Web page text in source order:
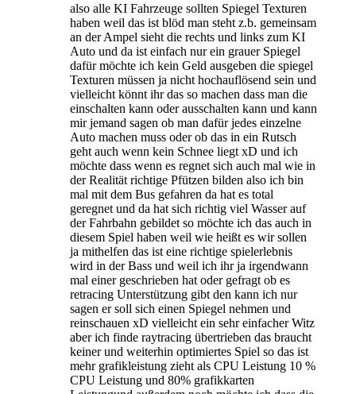
also alle KI Fahrzeuge sollten Spiegel Texturen
haben weil das ist blöd man steht z.b. gemeinsam
an der Ampel sieht die rechts und links zum KI
Auto und da ist einfach nur ein grauer Spiegel
dafür möchte ich kein Geld ausgeben die spiegel
Texturen müssen ja nicht hochauflösend sein und
vielleicht könnt ihr das so machen dass man die
einschalten kann oder ausschalten kann und kann
mir jemand sagen ob man dafür jedes einzelne
Auto machen muss oder ob das in ein Rutsch
geht auch wenn kein Schnee liegt xD und ich
möchte dass wenn es regnet sich auch mal wie in
der Realität richtige Pfützen bilden also ich bin
mal mit dem Bus gefahren da hat es total
geregnet und da hat sich richtig viel Wasser auf
der Fahrbahn gebildet so möchte ich das auch in
diesem Spiel haben weil wie heißt es wir sollen
ja mithelfen das ist eine richtige spielerlebnis
wird in der Bass und weil ich ihr ja irgendwann
mal einer geschrieben hat oder gefragt ob es
retracing Unterstützung gibt den kann ich nur
sagen er soll sich einen Spiegel nehmen und
reinschauen xD vielleicht ein sehr einfacher Witz
aber ich finde raytracing übertrieben das braucht
keiner und weiterhin optimiertes Spiel so das ist
mehr grafikleistung zieht als CPU Leistung 10 %
CPU Leistung und 80% grafikkarten